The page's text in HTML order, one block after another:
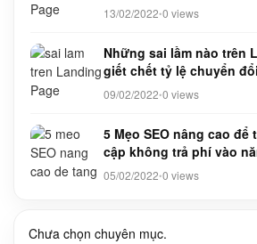
13/02/2022•0 views
Những sai lầm nào trên
giết chết tỷ lệ chuyển
09/02/2022•0 views
5 Mẹo SEO nâng cao
cập không trả phí vào
05/02/2022•0 views
Chưa chọn chuyên mục.